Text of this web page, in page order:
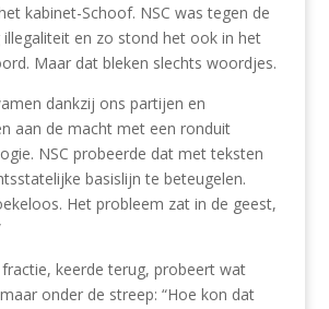
kabinet-Schoof. NSC was tegen de
en zo stond het ook in het
Maar dat bleken slechts woordjes.
dankzij ons partijen en
aan de macht met een ronduit
NSC probeerde dat met teksten
basislijn te beteugelen.
Het probleem zat in de geest,
keerde terug, probeert wat
onder de streep: “Hoe kon dat